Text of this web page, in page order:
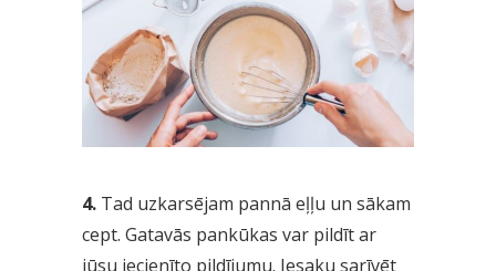
4. Tad uzkarsējam pannā eļļu un sākam
cept. Gatavās pankūkas var pildīt ar
jūsu iecienīto pildījumu. Iesaku sarīvēt